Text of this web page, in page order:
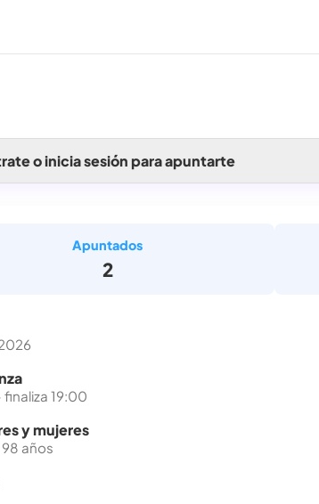
o inicia sesión para apuntarte
Apuntados
2
19:00
y mujeres
98 años